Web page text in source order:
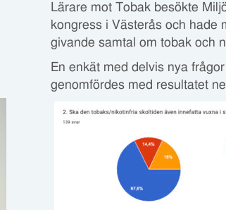
Lärare mot Tobak besökte
kongress i Västerås och hade
givande samtal om tobak och
En enkät med delvis nya frågor
genomfördes med resultatet